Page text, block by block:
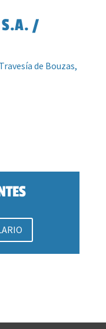
/
de Bouzas,